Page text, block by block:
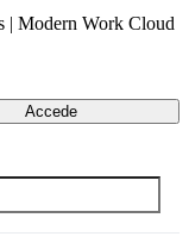
| Modern Work Cloud
Accede